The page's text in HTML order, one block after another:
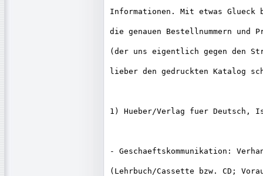
Informationen. Mit etwas Glueck
die genauen Bestellnummern und
(der uns eigentlich gegen den
lieber den gedruckten Katalog
1) Hueber/Verlag fuer Deutsch,
- Geschaeftskommunikation:
(Lehrbuch/Cassette bzw. CD;